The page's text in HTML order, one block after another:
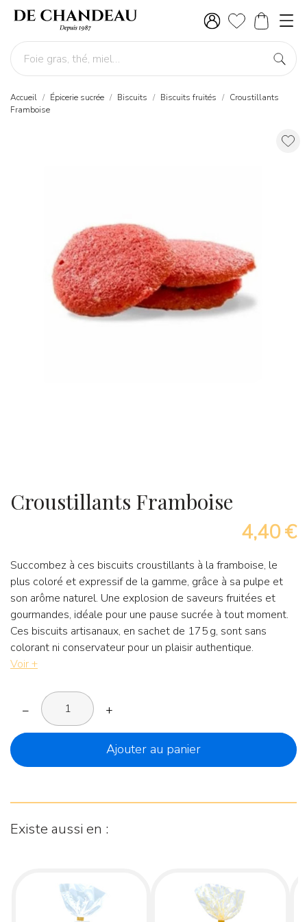
Accueil Épicerie sucrée Biscuits Biscuits fruités
Croustillants
Framboise
Croustillants Framboise
4,40 €
Succombez à ces biscuits croustillants à la framboise, le
plus coloré et expressif de la gamme, grâce à sa pulpe et
son arôme naturel. Une explosion de saveurs fruitées et
gourmandes, idéale pour une pause sucrée à tout moment.
Ces biscuits artisanaux, en sachet de 175 g, sont sans
colorant ni conservateur pour un plaisir authentique.
Voir +
– +
Ajouter au panier
Existe aussi en :